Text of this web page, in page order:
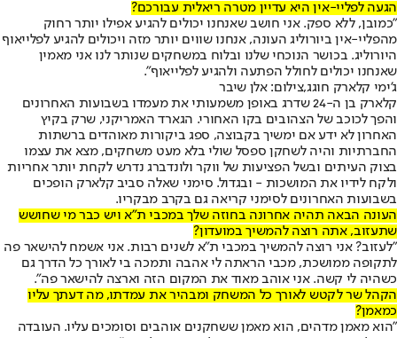
הגעה לפליי-אין היא עדיין מטרה ריאלית עבורכם?
"כמובן, ללא ספק. אני חושב שאנחנו יכולים להגיע אפילו יותר רחוק
מהפליי-אין ביורוליג העונה, אנחנו שווים יותר מזה ויכולים להגיע לפלייאוף
היורוליג. בכושר הנוכחי שלנו ובלוח במשחקים שנותר לנו אני מאמין
שאנחנו יכולים לחולל הפתעה ולהגיע לפלייאוף".
ג'ימי קלארק חוגג,צילום: אלן שיבר
קלארק בן ה-24 שדרג באופן משמעותי את מעמדו בשבועות האחרונים
והפך לכוכב של הצהובים בקו האחורי. הגארד האמריקני, שרק בקיץ
האחרון לא ידע אם ימשיך בקבוצה, ספג ביקורות מאוהדים ברשתות
החברתיות והיה לשחקן ספסל שולי בלא מעט משחקים, מצא את עצמו
בצוק העיתים ובשל הפציעות של ווקר ולונדברג נדרש לקחת יותר אחריות
ולקח לידיו את המושכות - ובגדול. סימני שאלה סביב קלארק הופכים
בשבועות האחרונים לסימני קריאה גם בקרב מבקריו.
העונה הבאה תהיה אחרונה בחוזה שלך במכבי ת"א ויש כבר מי שחושש
שתעזוב, אתה רוצה להמשיך במועדון?
"לעזוב? אני רוצה להמשיך במכבי ת"א לשנים רבות. אני אשמח להישאר פה
לתקופה ממושכת, מכבי הראתה לי אהבה ותמכה בי לאורך כל הדרך גם
כשהיה לי קשה. אני אוהב מאוד את המקום הזה וארצה להישאר פה".
הקהל שר לקטש לאורך כל המשחק ומבהיר את עמדתו, מה דעתך עליו
כמאמן?
"הוא מאמן מדהים, הוא מאמן ששחקנים אוהבים וסומכים עליו. העובדה